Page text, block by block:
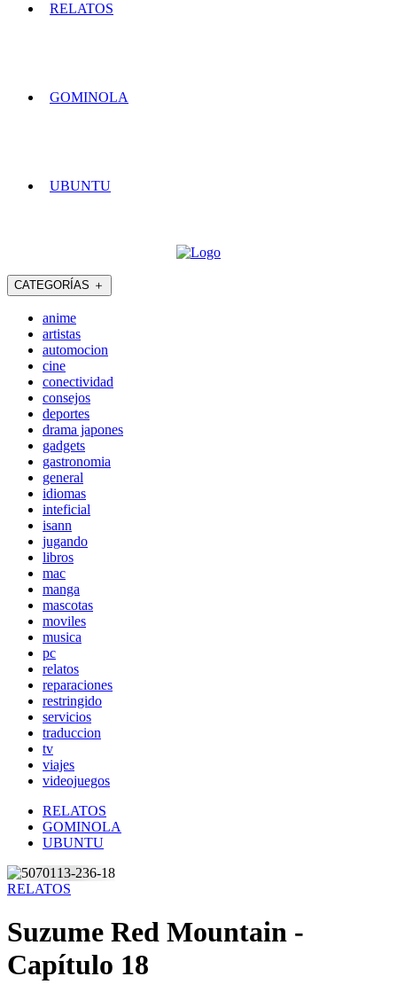
RELATOS
GOMINOLA
UBUNTU
CATEGORÍAS ＋
anime
artistas
automocion
cine
conectividad
consejos
deportes
drama japones
gadgets
gastronomia
general
idiomas
inteficial
isann
jugando
libros
mac
manga
mascotas
moviles
musica
pc
relatos
reparaciones
restringido
servicios
traduccion
tv
viajes
videojuegos
RELATOS
GOMINOLA
UBUNTU
RELATOS
Suzume Red Mountain -
Capítulo 18